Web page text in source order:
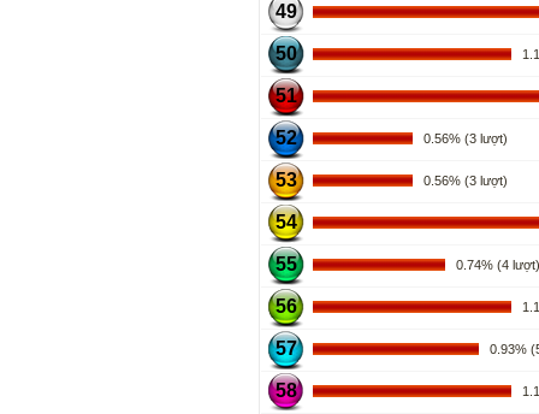
49
50
51
52 0.56% (3 lượt)
53 0.56% (3 lượt)
54
55 0.74% (4 lượt)
56
57 0.93%
58